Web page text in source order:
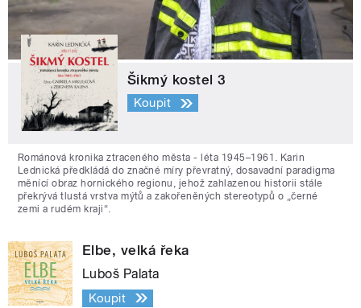
Šikmý kostel 3
Koupit
Románová kronika ztraceného města - léta 1945–1961. Karin
Lednická předkládá do značné míry převratný, dosavadní paradigma
měnící obraz hornického regionu, jehož zahlazenou historii stále
překrývá tlustá vrstva mýtů a zakořeněných stereotypů o „černé
zemi a rudém kraji“.
Elbe, velká řeka
Luboš Palata
Koupit